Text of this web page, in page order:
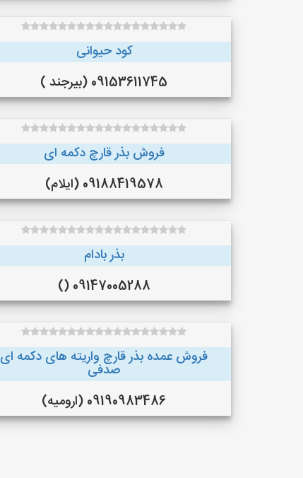
کود حیوانی
09153611745 (بیرجند )
فروش بذر قارچ دکمه ای
09188419578 (ایلام)
بذر بادام
09147005288 ()
فروش عمده بذر قارچ واریته های دکمه ای
صدفی
09190983486 (ارومیه)